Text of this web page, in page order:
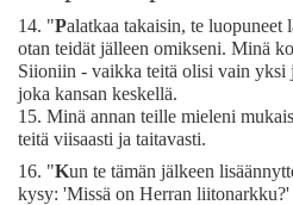
14. "Palatkaa takaisin, te
otan teidät jälleen omikseni. Minä
Siioniin - vaikka teitä olisi vain yksi
joka kansan keskellä.
15. Minä annan teille mieleni
teitä viisaasti ja taitavasti.
16. "Kun te tämän jälkeen
kysy: 'Missä on Herran liitonarkku?'